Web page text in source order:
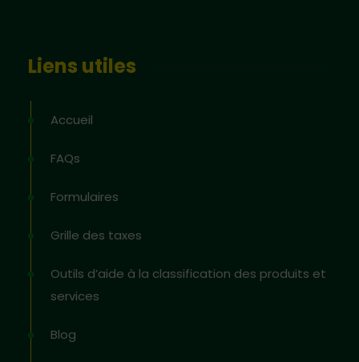
Liens utiles
Accueil
FAQs
Formulaires
Grille des taxes
Outils d’aide à la classification des produits et
services
Blog